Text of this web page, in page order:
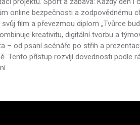
online bezpečnosti a zodpovědnému
film a převezmou diplom „Tvůrce
kreativitu, digitální tvorbu a
– od psaní scénáře po střih a
Tento přístup rozvíjí dovednosti podle